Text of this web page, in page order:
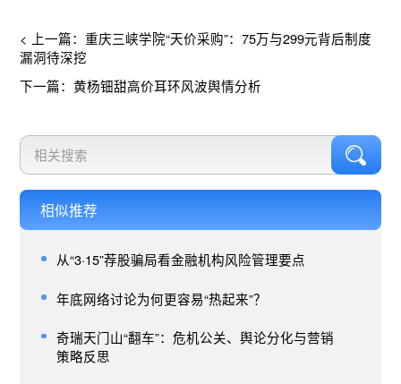
< 上一篇：重庆三峡学院“天价采购”：75万与299元背后制度
漏洞待深挖
下一篇：黄杨钿甜高价耳环风波舆情分析
相似推荐
从“3·15”荐股骗局看金融机构风险管理要点
年底网络讨论为何更容易“热起来”？
奇瑞天门山“翻车”：危机公关、舆论分化与营销
策略反思